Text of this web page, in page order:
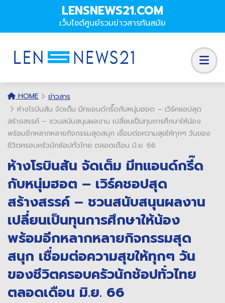
LENSNEWS21.COM
เว็บไซต์ศูนย์รวมข่าวสารทันสมัย
HOME
ข่าวสาร
ห้างโรบินสัน จัดเต็ม มีทแอนด์กรี๊ดกับหนุ่มฮอต – เวิร์คชอปสุด
สร้างสรรค์ – ชวนสนับสนุนผลงาน เปลี่ยนเป็นทุนการศึกษาให้น้อง
พร้อมอีกหลากหลายกิจกรรมสุดสนุก เชื่อมต่อความสุขให้ทุกๆ วันของ
ชีวิตครอบครัวนักช้อปทั่วไทย ตลอดเดือน มิ.ย. 66
ห้างโรบินสัน จัดเต็ม มีทแอนด์กรี๊ด
กับหนุ่มฮอต – เวิร์คชอปสุด
สร้างสรรค์ – ชวนสนับสนุนผลงาน
เปลี่ยนเป็นทุนการศึกษาให้น้อง
พร้อมอีกหลากหลายกิจกรรมสุด
สนุก เชื่อมต่อความสุขให้ทุกๆ วัน
ของชีวิตครอบครัวนักช้อปทั่วไทย
ตลอดเดือน มิ.ย. 66